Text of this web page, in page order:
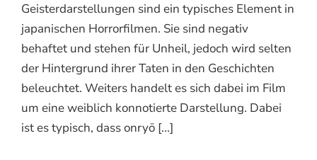
Geisterdarstellungen sind ein typisches Element in
japanischen Horrorfilmen. Sie sind negativ
behaftet und stehen für Unheil, jedoch wird selten
der Hintergrund ihrer Taten in den Geschichten
beleuchtet. Weiters handelt es sich dabei im Film
um eine weiblich konnotierte Darstellung. Dabei
ist es typisch, dass onryō [...]